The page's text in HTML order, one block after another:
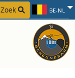
Zoek BE-NL